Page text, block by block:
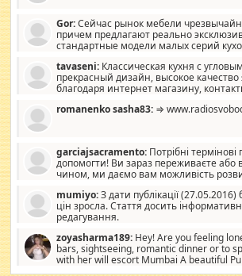
Gor:Сейчас рынок мебели
причем предлагают реально
стандартные модели малых серий
стандартные формы, в MebelOk,
со вкусом все в порядке, без ненужных
мебель, а это не последний фактор.
tavaseni: Классическая кухня с
прекрасный дизайн, высокое
благодаря интернет магазину,
romanenko sasha83: ⇒
garciajsacramento: Потрібні
допомогти! Ви зараз переживаєте або
чином, ми даємо вам можливість
допомагати людям, які намагаються дати їм
заслуговує на другий шанс, і, оскільки
повинні приймати від інших. Для нас нема
витрат, а тільки узгоджених сум і нічого
коментуйте цей пост. Введіть суму, яку ви
зв'яжемося з вами з усіма варіантами.
mumiyo:З дати публікації (27.05.2016)
цін зросла. Стаття досить
редагування.
zoyasharma189: Hey! Are you feeling
bars, sightseeing, romantic dinner or to
with her will escort Mumbai A beautiful
sexy escort companion in arms that you guys